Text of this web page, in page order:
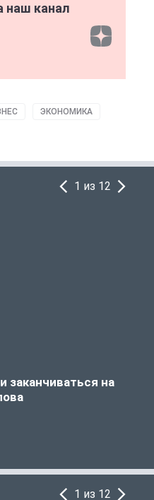
наш канал
ЭКОНОМИКА
1 из 12
заканчиваться на
1 из 12